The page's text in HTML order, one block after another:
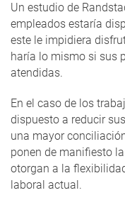
Un estudio de
empleados estaría
este le impidiera
haría lo mismo si sus
atendidas.
En el caso de los
dispuesto a reducir
una mayor
ponen de manifiesto
otorgan a la
laboral actual.